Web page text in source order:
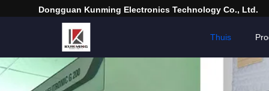
Dongguan Kunming Electronics Technology Co., Ltd.
Thuis